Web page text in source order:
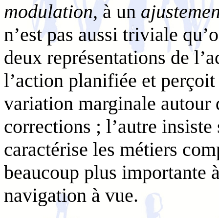
modulation, à un
n’est pas aussi triviale
deux représentations de
l’action planifiée et
variation marginale autour
corrections ; l’autre
caractérise les métiers
beaucoup plus importante
navigation à vue.